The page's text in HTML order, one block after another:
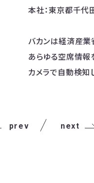
本社：東京都千
バカンは経済産業
あらゆる空席情報
カメラで自動検知
prev next